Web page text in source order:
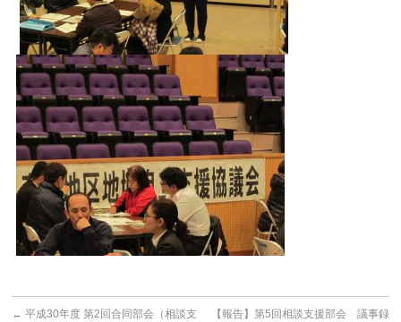
← 平成30年度 第2回合同部会（相談支
【報告】第5回相談支援部会 議事録